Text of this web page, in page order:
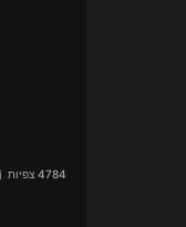
4784 צפיות